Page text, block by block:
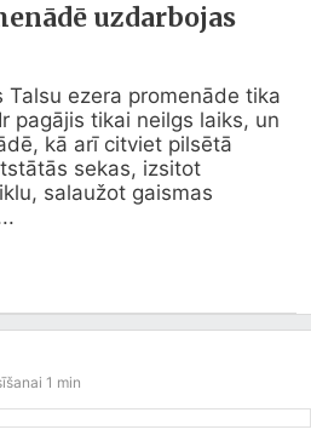
uzdarbojas
ezera promenāde tika
pagājis tikai neilgs laiks, un
kā arī citviet pilsētā
sekas, izsitot
salaužot gaismas
1 min